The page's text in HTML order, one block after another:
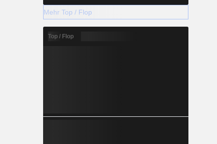
Mehr Top / Flop
Top / Flop